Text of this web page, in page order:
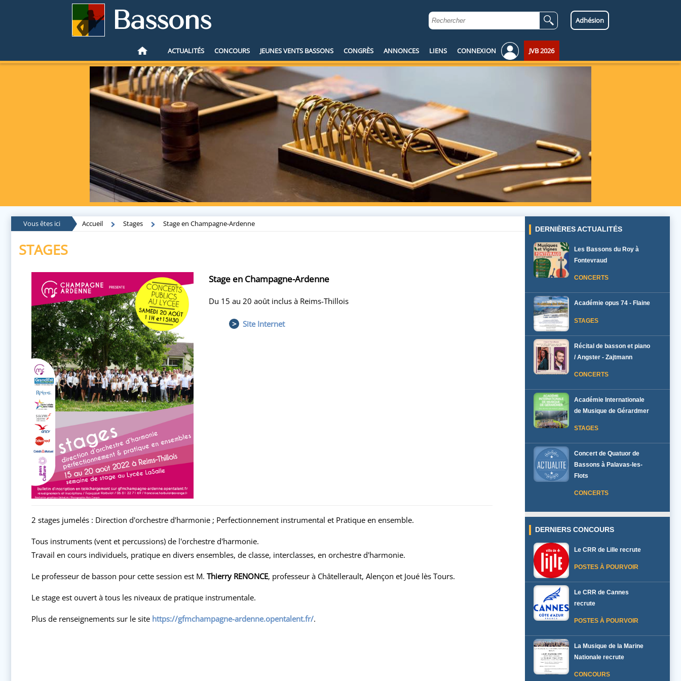
Bassons Adhésion
MENU
ACTUALITÉS CONCOURS JEUNES VENTS BASSONS CONGRÈS ANNONCES LIENS CONNEXION JVB 2026
Vous êtes ici Accueil Stages Stage en Champagne-Ardenne
STAGES
Stage en Champagne-Ardenne
Du 15 au 20 août inclus à Reims-Thillois
> Site Internet
2 stages jumelés : Direction d'orchestre d'harmonie ; Perfectionnement instrumental et Pratique en ensemble.
Tous instruments (vent et percussions) de l'orchestre d'harmonie.
Travail en cours individuels, pratique en divers ensembles, de classe, interclasses, en orchestre d'harmonie.
Le professeur de basson pour cette session est M. Thierry RENONCE, professeur à Châtellerault, Alençon et Joué lès Tours.
Le stage est ouvert à tous les niveaux de pratique instrumentale.
Plus de renseignements sur le site https://gfmchampagne-ardenne.opentalent.fr/.
DERNIÈRES ACTUALITÉS
Les Bassons du Roy à
Fontevraud
CONCERTS
Académie opus 74 - Flaine
STAGES
Récital de basson et piano
/ Angster - Zajtmann
CONCERTS
Académie Internationale
de Musique de Gérardmer
STAGES
Concert de Quatuor de
Bassons à Palavas-les-
Flots
CONCERTS
DERNIERS CONCOURS
Le CRR de Lille recrute
POSTES À POURVOIR
Le CRR de Cannes
recrute
POSTES À POURVOIR
La Musique de la Marine
Nationale recrute
CONCOURS